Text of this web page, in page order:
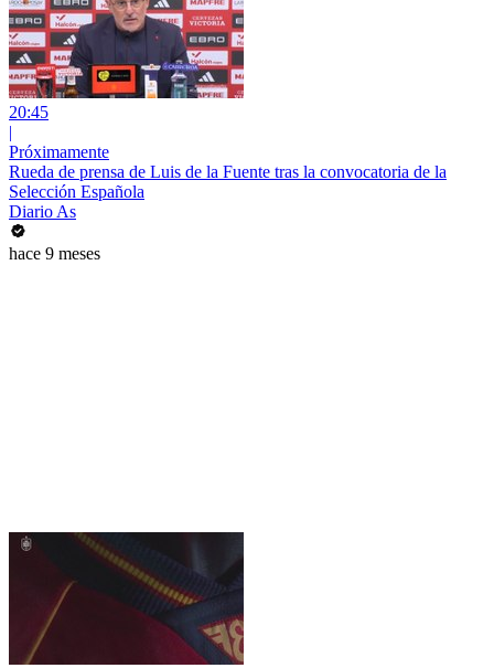
20:45
|
Próximamente
Rueda de prensa de Luis de la Fuente tras la convocatoria de la
Selección Española
Diario As
hace 9 meses